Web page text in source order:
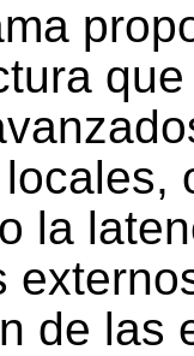
la
de las